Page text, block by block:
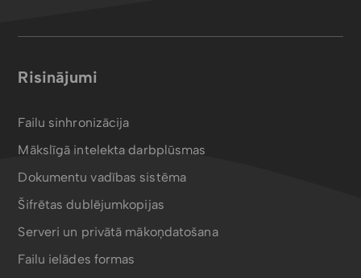
Risinājumi
Failu sinhronizācija
Mākslīgā intelekta darbplūsmas
Dokumentu vadības sistēma
Šifrētas dublējumkopijas
Serveri un privātā mākoņdatošana
Failu ielādes formas